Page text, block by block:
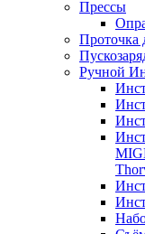
Прессы
Проточка
Ручной